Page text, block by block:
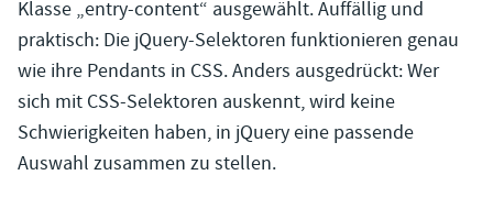
Klasse „entry-content“ ausgewählt. Auffällig und
praktisch: Die jQuery-Selektoren funktionieren genau
wie ihre Pendants in CSS. Anders ausgedrückt: Wer
sich mit CSS-Selektoren auskennt, wird keine
Schwierigkeiten haben, in jQuery eine passende
Auswahl zusammen zu stellen.